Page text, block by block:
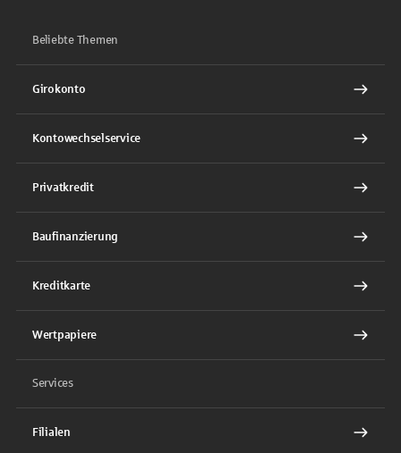
Beliebte Themen
Girokonto
Kontowechselservice
Privatkredit
Baufinanzierung
Kreditkarte
Wertpapiere
Services
Filialen